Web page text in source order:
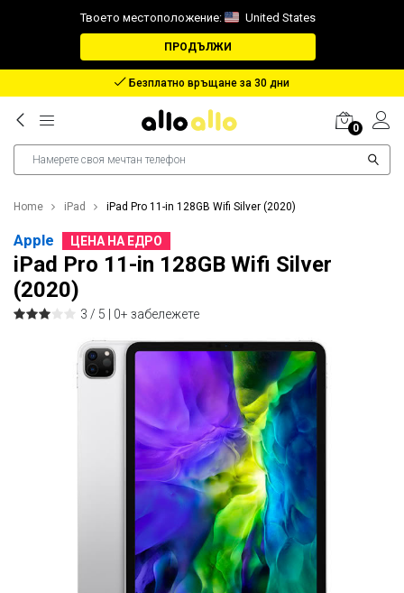
Твоето местоположение: United States
ПРОДЪЛЖИ
Възстановяване в случай на загубен пакет
0
Home iPad iPad Pro 11-in 128GB Wifi Silver (2020)
Apple ЦЕНА НА ЕДРО
iPad Pro 11-in 128GB Wifi Silver
(2020)
3 / 5 | 0+ забележете